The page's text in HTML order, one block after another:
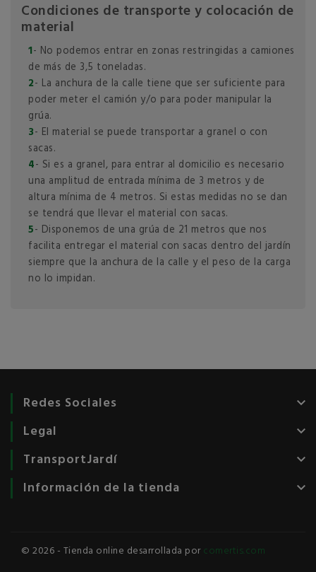
Condiciones de transporte y colocación de
material
1- No podemos entrar en zonas restringidas a camiones
de más de 3,5 toneladas.
2- La anchura de la calle tiene que ser suficiente para
poder meter el camión y/o para poder manipular la
grúa.
3- El material se puede transportar a granel o con
sacas.
4- Si es a granel, para entrar al domicilio es necesario
una amplitud de entrada mínima de 3 metros y de
altura mínima de 4 metros. Si estas medidas no se dan
se tendrá que llevar el material con sacas.
5- Disponemos de una grúa de 21 metros que nos
facilita entregar el material con sacas dentro del jardín
siempre que la anchura de la calle y el peso de la carga
no lo impidan.
Redes Sociales keyboard_arrow_down
Legal keyboard_arrow_down
TransportJardí keyboard_arrow_down
Información de la tienda keyboard_arrow_down
© 2026 - Tienda online desarrollada porcomertis.com